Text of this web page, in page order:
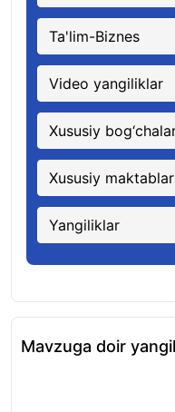
Ta'lim-Biznes
Video yangiliklar
Xususiy
Xususiy maktablar
Yangiliklar
Mavzuga doir